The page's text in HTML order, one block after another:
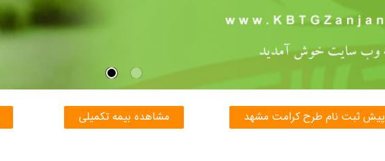
پیش ثبت نام طرح کرامت مشهد مشاهده بیمه تکمیلی